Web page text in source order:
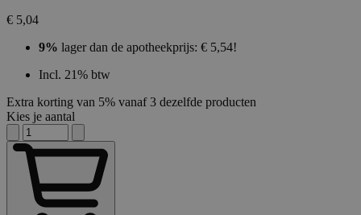
€ 5,04
9% lager dan de apotheekprijs: € 5,54!
Incl. 21% btw
Extra korting van 5% vanaf 3 dezelfde producten
Kies je aantal